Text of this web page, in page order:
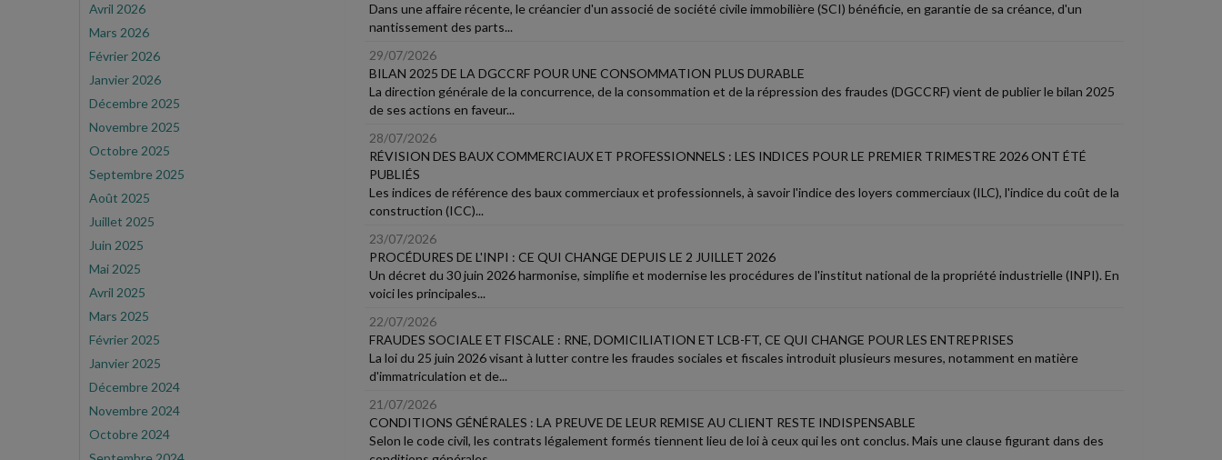
Avril 2026
Mars 2026
Février 2026
Janvier 2026
Décembre 2025
Novembre 2025
Octobre 2025
Septembre 2025
Août 2025
Juillet 2025
Juin 2025
Mai 2025
Avril 2025
Mars 2025
Février 2025
Janvier 2025
Décembre 2024
Novembre 2024
Octobre 2024
Dans une affaire récente, le créancier d'un associé de société civile immobilière (SCI) bénéficie, en garantie de sa créance, d'un
nantissement des parts...
29/07/2026
BILAN 2025 DE LA DGCCRF POUR UNE CONSOMMATION PLUS DURABLE
La direction générale de la concurrence, de la consommation et de la répression des fraudes (DGCCRF) vient de publier le bilan 2025
de ses actions en faveur...
28/07/2026
RÉVISION DES BAUX COMMERCIAUX ET PROFESSIONNELS : LES INDICES POUR LE PREMIER TRIMESTRE 2026 ONT ÉTÉ
PUBLIÉS
Les indices de référence des baux commerciaux et professionnels, à savoir l'indice des loyers commerciaux (ILC), l'indice du coût de la
construction (ICC)...
23/07/2026
PROCÉDURES DE L'INPI : CE QUI CHANGE DEPUIS LE 2 JUILLET 2026
Un décret du 30 juin 2026 harmonise, simplifie et modernise les procédures de l'institut national de la propriété industrielle (INPI). En
voici les principales...
22/07/2026
FRAUDES SOCIALE ET FISCALE : RNE, DOMICILIATION ET LCB-FT, CE QUI CHANGE POUR LES ENTREPRISES
La loi du 25 juin 2026 visant à lutter contre les fraudes sociales et fiscales introduit plusieurs mesures, notamment en matière
d'immatriculation et de...
21/07/2026
CONDITIONS GÉNÉRALES : LA PREUVE DE LEUR REMISE AU CLIENT RESTE INDISPENSABLE
Selon le code civil, les contrats légalement formés tiennent lieu de loi à ceux qui les ont conclus. Mais une clause figurant dans des